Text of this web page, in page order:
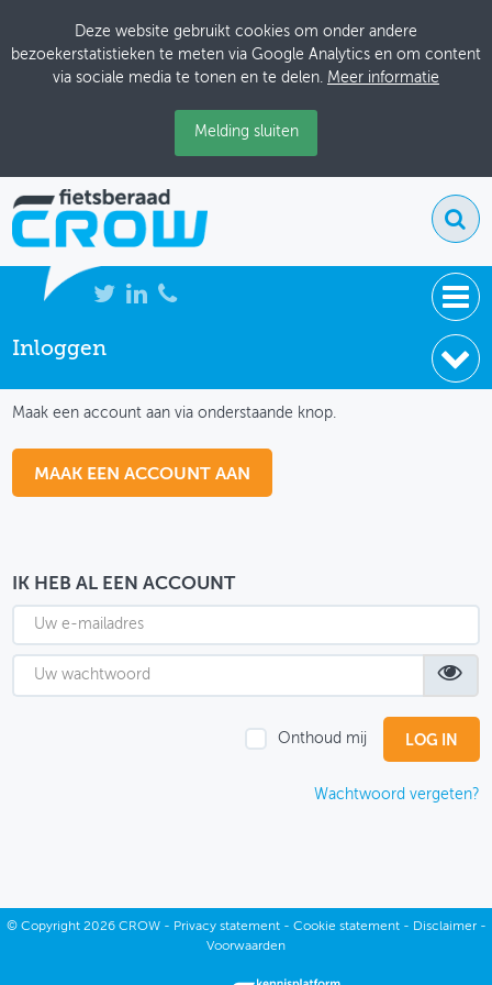
Deze website gebruikt cookies om onder andere
bezoekerstatistieken te meten via Google Analytics en om content
via sociale media te tonen en te delen. Meer informatie
Melding sluiten
NIEUWS
THEMASITES
MIJN PROFIEL
GEBRUIKER
Inloggen
Maak een account aan via onderstaande knop.
MAAK EEN ACCOUNT AAN
IK HEB AL EEN ACCOUNT
Onthoud mij
Wachtwoord vergeten?
© Copyright2026 CROW - Privacy statement- Cookie statement- Disclaimer-
Voorwaarden